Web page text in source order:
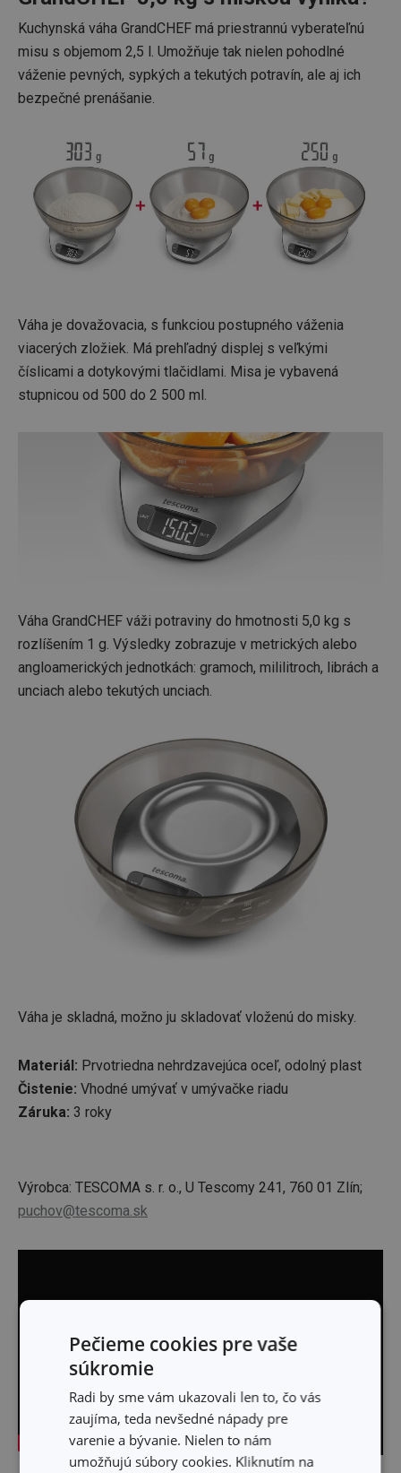
Kuchynská váha GrandCHEF má priestrannú vyberateľnú
misu s objemom 2,5 l. Umožňuje tak nielen pohodlné
váženie pevných, sypkých a tekutých potravín, ale aj ich
bezpečné prenášanie.
Váha je dovažovacia, s funkciou postupného váženia
viacerých zložiek. Má prehľadný displej s veľkými
číslicami a dotykovými tlačidlami. Misa je vybavená
stupnicou od 500 do 2 500 ml.
Váha GrandCHEF váži potraviny do hmotnosti 5,0 kg s
rozlíšením 1 g. Výsledky zobrazuje v metrických alebo
angloamerických jednotkách: gramoch, mililitroch, librách a
unciach alebo tekutých unciach.
Váha je skladná, možno ju skladovať vloženú do misky.
Materiál: Prvotriedna nehrdzavejúca oceľ, odolný plast
Čistenie: Vhodné umývať v umývačke riadu
Záruka: 3 roky
Výrobca: TESCOMA s. r. o., U Tescomy 241, 760 01 Zlín;
puchov@tescoma.sk
Pečieme cookies pre vaše
súkromie
Radi by sme vám ukazovali len to, čo vás
zaujíma, teda nevšedné nápady pre
varenie a bývanie. Nielen to nám
umožňujú súbory cookies. Kliknutím na